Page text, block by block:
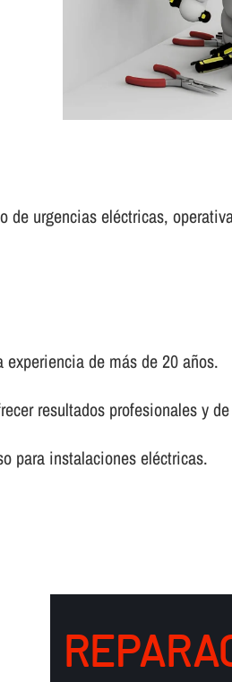
urgencias eléctricas,
de más de 20 años.
resultados profesionales y
para instalaciones eléctricas.